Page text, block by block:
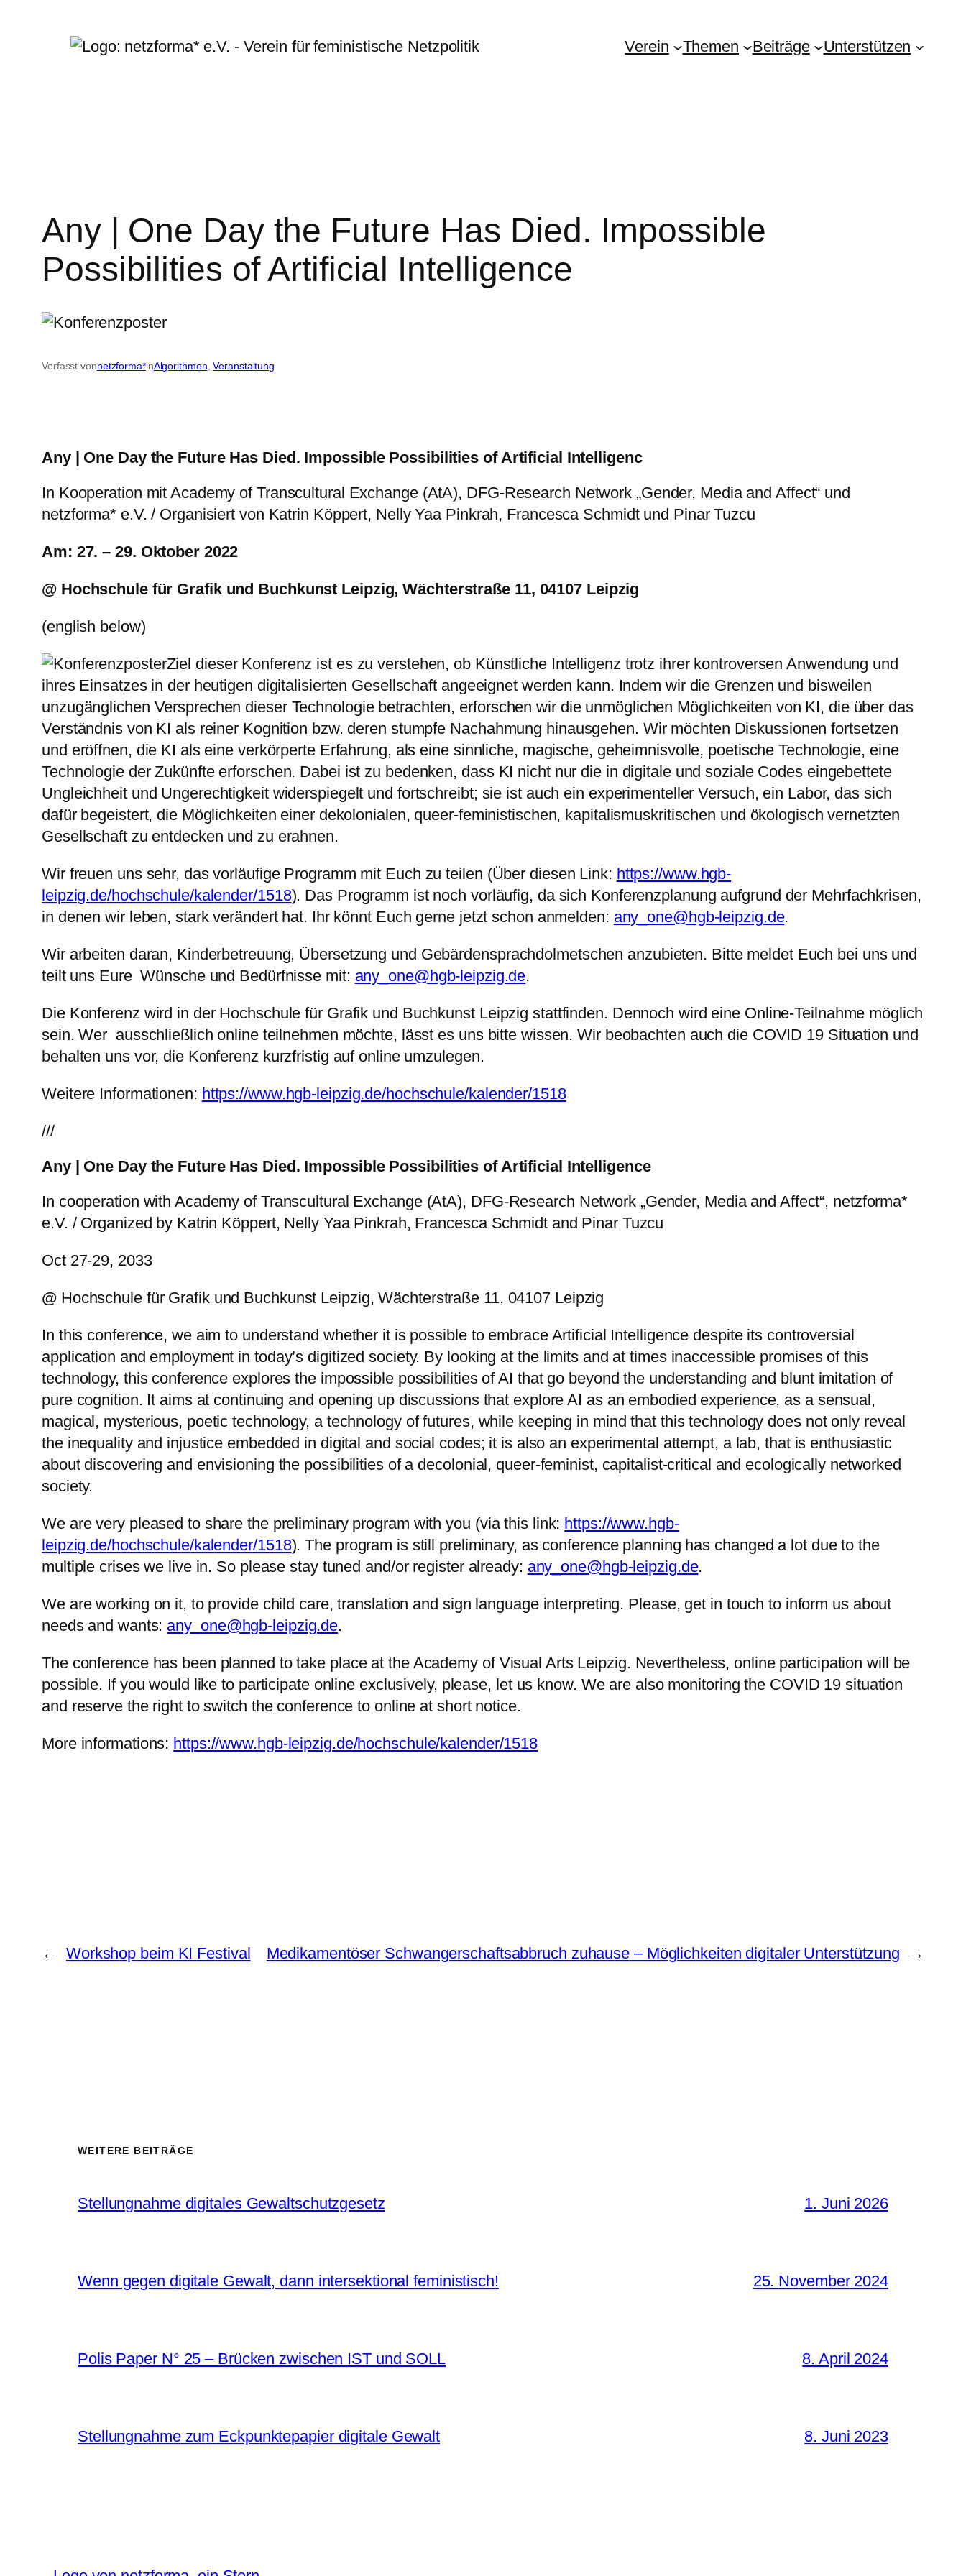
Verein Themen Beiträge Unterstützen
Any | One Day the Future Has Died. Impossible
Possibilities of Artificial Intelligence
Verfasst vonnetzforma*inAlgorithmen, Veranstaltung
Any | One Day the Future Has Died. Impossible Possibilities of Artificial Intelligenc
In Kooperation mit Academy of Transcultural Exchange (AtA), DFG-Research Network „Gender, Media and Affect“ und
netzforma* e.V. / Organisiert von Katrin Köppert, Nelly Yaa Pinkrah, Francesca Schmidt und Pinar Tuzcu
Am: 27. – 29. Oktober 2022
@ Hochschule für Grafik und Buchkunst Leipzig, Wächterstraße 11, 04107 Leipzig
(english below)
Ziel dieser Konferenz ist es zu verstehen, ob Künstliche Intelligenz trotz ihrer kontroversen Anwendung und
ihres Einsatzes in der heutigen digitalisierten Gesellschaft angeeignet werden kann. Indem wir die Grenzen und bisweilen
unzugänglichen Versprechen dieser Technologie betrachten, erforschen wir die unmöglichen Möglichkeiten von KI, die über das
Verständnis von KI als reiner Kognition bzw. deren stumpfe Nachahmung hinausgehen. Wir möchten Diskussionen fortsetzen
und eröffnen, die KI als eine verkörperte Erfahrung, als eine sinnliche, magische, geheimnisvolle, poetische Technologie, eine
Technologie der Zukünfte erforschen. Dabei ist zu bedenken, dass KI nicht nur die in digitale und soziale Codes eingebettete
Ungleichheit und Ungerechtigkeit widerspiegelt und fortschreibt; sie ist auch ein experimenteller Versuch, ein Labor, das sich
dafür begeistert, die Möglichkeiten einer dekolonialen, queer-feministischen, kapitalismuskritischen und ökologisch vernetzten
Gesellschaft zu entdecken und zu erahnen.
Wir freuen uns sehr, das vorläufige Programm mit Euch zu teilen (Über diesen Link: https://www.hgb-
leipzig.de/hochschule/kalender/1518). Das Programm ist noch vorläufig, da sich Konferenzplanung aufgrund der Mehrfachkrisen,
in denen wir leben, stark verändert hat. Ihr könnt Euch gerne jetzt schon anmelden: any_one@hgb-leipzig.de.
Wir arbeiten daran, Kinderbetreuung, Übersetzung und Gebärdensprachdolmetschen anzubieten. Bitte meldet Euch bei uns und
teilt uns Eure Wünsche und Bedürfnisse mit: any_one@hgb-leipzig.de.
Die Konferenz wird in der Hochschule für Grafik und Buchkunst Leipzig stattfinden. Dennoch wird eine Online-Teilnahme möglich
sein. Wer ausschließlich online teilnehmen möchte, lässt es uns bitte wissen. Wir beobachten auch die COVID 19 Situation und
behalten uns vor, die Konferenz kurzfristig auf online umzulegen.
Weitere Informationen: https://www.hgb-leipzig.de/hochschule/kalender/1518
///
Any | One Day the Future Has Died. Impossible Possibilities of Artificial Intelligence
In cooperation with Academy of Transcultural Exchange (AtA), DFG-Research Network „Gender, Media and Affect“, netzforma*
e.V. / Organized by Katrin Köppert, Nelly Yaa Pinkrah, Francesca Schmidt and Pinar Tuzcu
Oct 27-29, 2033
@ Hochschule für Grafik und Buchkunst Leipzig, Wächterstraße 11, 04107 Leipzig
In this conference, we aim to understand whether it is possible to embrace Artificial Intelligence despite its controversial
application and employment in today’s digitized society. By looking at the limits and at times inaccessible promises of this
technology, this conference explores the impossible possibilities of AI that go beyond the understanding and blunt imitation of
pure cognition. It aims at continuing and opening up discussions that explore AI as an embodied experience, as a sensual,
magical, mysterious, poetic technology, a technology of futures, while keeping in mind that this technology does not only reveal
the inequality and injustice embedded in digital and social codes; it is also an experimental attempt, a lab, that is enthusiastic
about discovering and envisioning the possibilities of a decolonial, queer-feminist, capitalist-critical and ecologically networked
society.
We are very pleased to share the preliminary program with you (via this link: https://www.hgb-
leipzig.de/hochschule/kalender/1518). The program is still preliminary, as conference planning has changed a lot due to the
multiple crises we live in. So please stay tuned and/or register already: any_one@hgb-leipzig.de.
We are working on it, to provide child care, translation and sign language interpreting. Please, get in touch to inform us about
needs and wants: any_one@hgb-leipzig.de.
The conference has been planned to take place at the Academy of Visual Arts Leipzig. Nevertheless, online participation will be
possible. If you would like to participate online exclusively, please, let us know. We are also monitoring the COVID 19 situation
and reserve the right to switch the conference to online at short notice.
More informations: https://www.hgb-leipzig.de/hochschule/kalender/1518
← Workshop beim KI Festival Medikamentöser Schwangerschaftsabbruch zuhause – Möglichkeiten digitaler Unterstützung →
WEITERE BEITRÄGE
Stellungnahme digitales Gewaltschutzgesetz 1. Juni 2026
Wenn gegen digitale Gewalt, dann intersektional feministisch! 25. November 2024
Polis Paper N° 25 – Brücken zwischen IST und SOLL 8. April 2024
Stellungnahme zum Eckpunktepapier digitale Gewalt 8. Juni 2023